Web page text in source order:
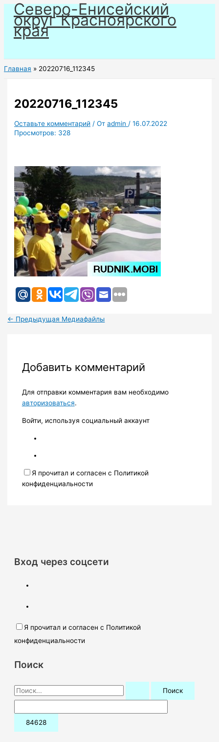
Перейти
содержимому
Северо-Енисейский
округ Красноярского
края
Главная 20220716_112345
20220716_112345
Оставьте комментарий / Отadmin /16.07.2022
Просмотров: 328
← Предыдущая Медиафайлы
Добавить комментарий
Для отправки комментария вам необходимо
авторизоваться.
Войти, используя социальный аккаунт
Я прочитал и согласен с Политикой
конфиденциальности
Вход через соцсети
Я прочитал и согласен с Политикой
конфиденциальности
Поиск
П
о
и